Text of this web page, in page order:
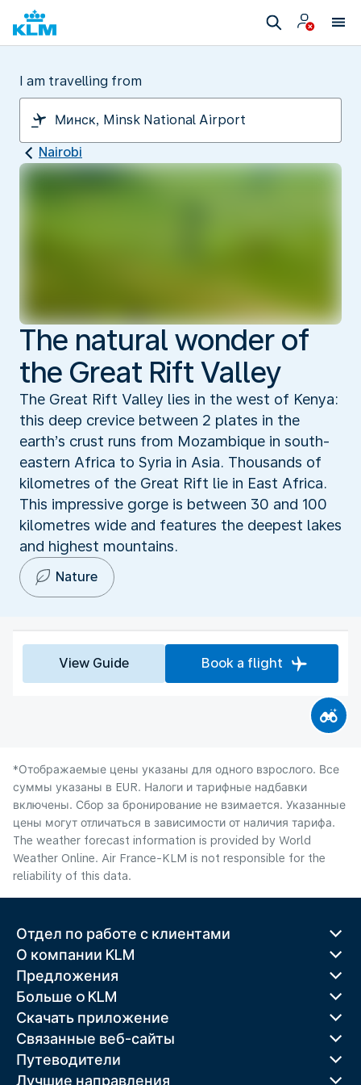
I am travelling from
Nairobi
The natural wonder of
the Great Rift Valley
The Great Rift Valley lies in the west of Kenya:
this deep crevice between 2 plates in the
earth’s crust runs from Mozambique in south-
eastern Africa to Syria in Asia. Thousands of
kilometres of the Great Rift lie in East Africa.
This impressive gorge is between 30 and 100
kilometres wide and features the deepest lakes
and highest mountains.
Nature
View Guide Book a flight
*Отображаемые цены указаны для одного взрослого. Все
суммы указаны в EUR. Налоги и тарифные надбавки
включены. Сбор за бронирование не взимается. Указанные
цены могут отличаться в зависимости от наличия тарифа.
The weather forecast information is provided by World
Weather Online. Air France-KLM is not responsible for the
reliability of this data.
Отдел по работе с клиентами
О компании KLM
Предложения
Больше o KLM
Скачать приложение
Связанные веб-сайты
Путеводители
Лучшие направления